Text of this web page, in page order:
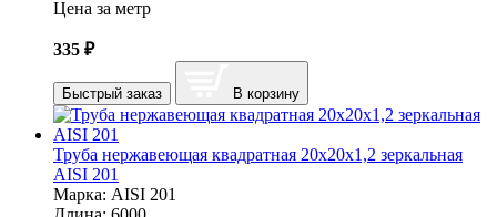
Цена за метр
335 ₽
Быстрый заказ В корзину
Труба нержавеющая квадратная 20х20х1,2 зеркальная
AISI 201
Марка: AISI 201